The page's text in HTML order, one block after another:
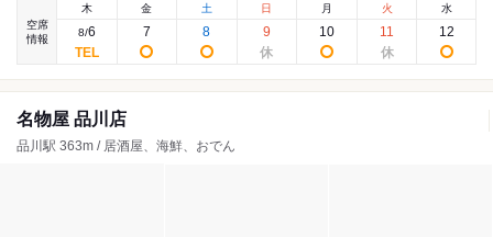
空席
情報
木
8/6
金
7
土
8
日
9
月
10
火
11
水
12
名物屋 品川店
品川駅 363m / 居酒屋、海鮮、おでん